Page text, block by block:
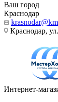
Ваш город
Краснодар
Краснодар,
Интернет-